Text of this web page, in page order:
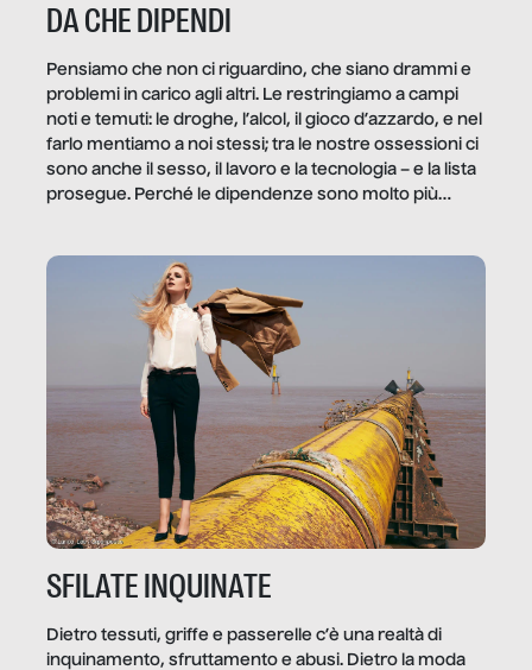
DA CHE DIPENDI
Pensiamo che non ci riguardino, che siano drammi e
problemi in carico agli altri. Le restringiamo a campi
noti e temuti: le droghe, l’alcol, il gioco d’azzardo, e nel
farlo mentiamo a noi stessi; tra le nostre ossessioni ci
sono anche il sesso, il lavoro e la tecnologia – e la lista
prosegue. Perché le dipendenze sono molto più
trae un guadagno. In questo reportage vediamo
quale e come.
SFILATE INQUINATE
Dietro tessuti, griffe e passerelle c’è una realtà di
inquinamento, sfruttamento e abusi. Dietro la moda